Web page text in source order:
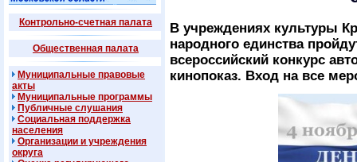
Контрольно-счетная палата
Общественная палата
Муниципальные правовые
акты
Муниципальные программы
Публичные слушания
Социальная поддержка
населения
Организации и учреждения
округа
В учреждениях культуры
народного единства
всероссийский конкурс
кинопоказ. Вход на все